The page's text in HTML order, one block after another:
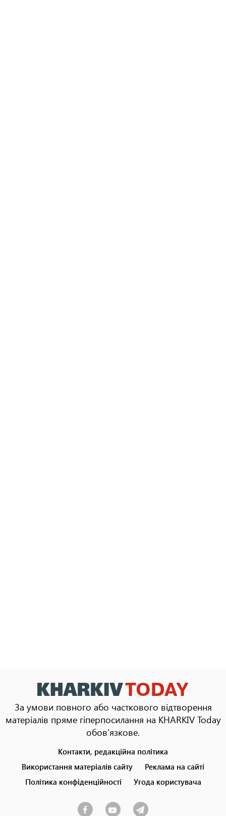
За умови повного або часткового відтворення
матеріалів пряме гіперпосилання на KHARKIV Today
обов'язкове.
menu
Контакти, редакційна політика
Використання матеріалів сайту
Реклама на сайті
Політика конфіденційності
Угода користувача